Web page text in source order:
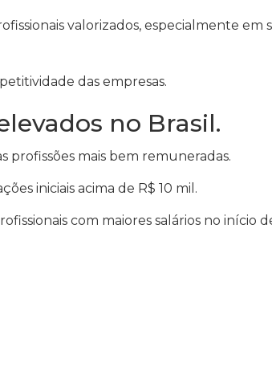
valorizados, especialmente em
das empresas.
no Brasil.
profissões mais bem remuneradas.
iniciais acima de R$ 10 mil.
com maiores salários no início